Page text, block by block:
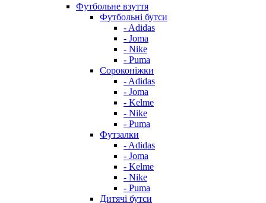
Футбольне взуття
Футбольні бутси
- Adidas
- Joma
- Nike
- Puma
Сороконіжки
- Adidas
- Joma
- Kelme
- Nike
- Puma
Футзалки
- Adidas
- Joma
- Kelme
- Nike
- Puma
Дитячі бутси